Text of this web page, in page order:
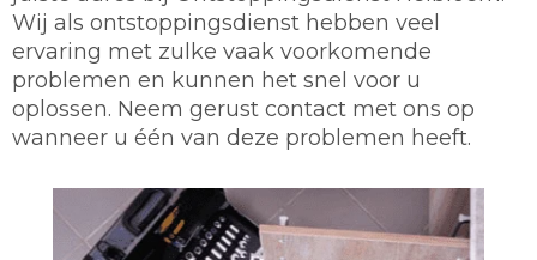
Wij als ontstoppingsdienst hebben veel
ervaring met zulke vaak voorkomende
problemen en kunnen het snel voor u
oplossen. Neem gerust contact met ons op
wanneer u één van deze problemen heeft.